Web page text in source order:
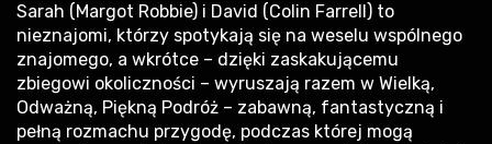
Sarah (Margot Robbie) i David (Colin Farrell) to
nieznajomi, którzy spotykają się na weselu wspólnego
znajomego, a wkrótce – dzięki zaskakującemu
zbiegowi okoliczności – wyruszają razem w Wielką,
Odważną, Piękną Podróż – zabawną, fantastyczną i
pełną rozmachu przygodę, podczas której mogą